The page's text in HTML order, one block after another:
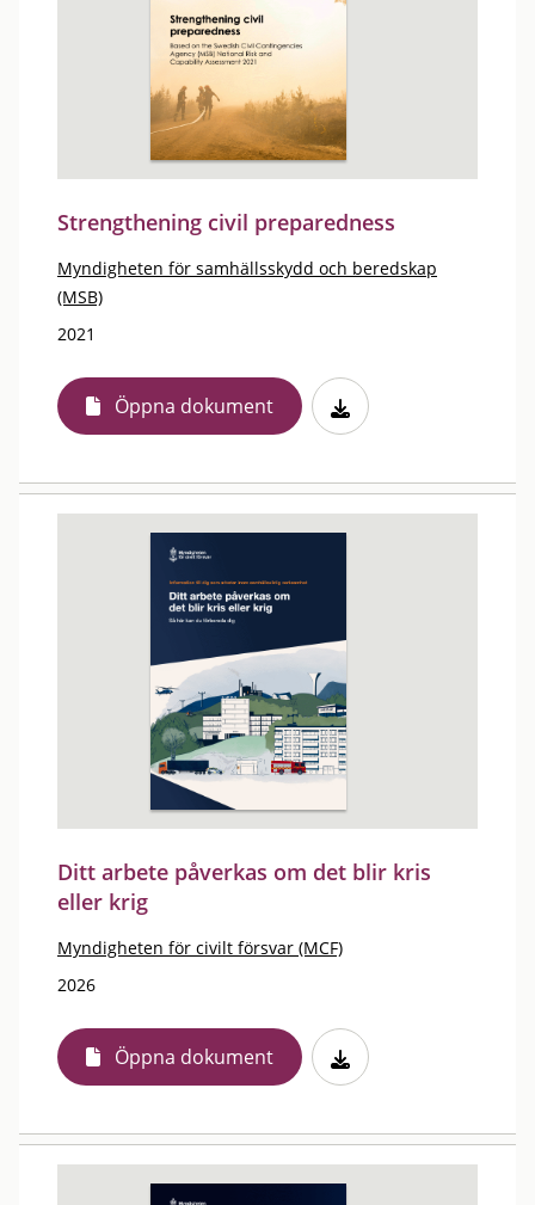
Strengthening civil preparedness
Myndigheten för samhällsskydd och beredskap
(MSB)
2021
Öppna dokument
Ditt arbete påverkas om det blir kris
eller krig
Myndigheten för civilt försvar (MCF)
2026
Öppna dokument